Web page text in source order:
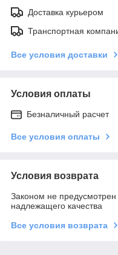
Доставка курьером
Транспортная
Все условия доставки
Условия оплаты
Безналичный расчет
Все условия оплаты
Условия возврата
Законом не
надлежащего качества
Все условия возврата